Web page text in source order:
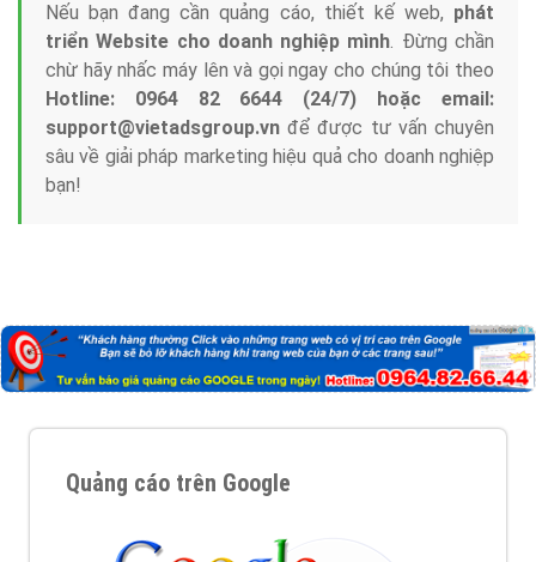
Nếu bạn đang cần quảng cáo, thiết kế web, phát
triển Website cho doanh nghiệp mình. Đừng chần
chừ hãy nhấc máy lên và gọi ngay cho chúng tôi theo
Hotline: 0964 82 6644 (24/7) hoặc email:
support@vietadsgroup.vn để được tư vấn chuyên
sâu về giải pháp marketing hiệu quả cho doanh nghiệp
bạn!
Quảng cáo trên Google